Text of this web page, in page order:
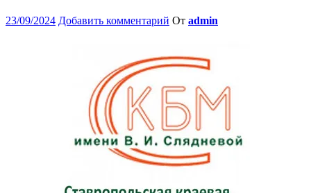
23/09/2024 Добавить комментарий От admin